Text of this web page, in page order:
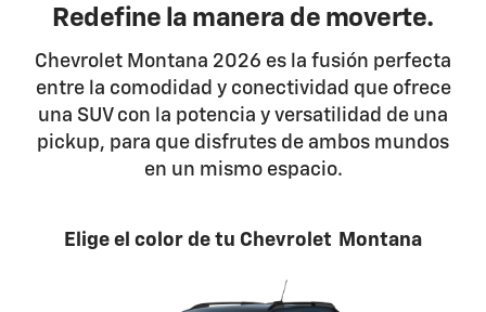
Redefine la manera de moverte.
Chevrolet Montana 2026 es la fusión perfecta
entre la comodidad y conectividad que ofrece
una SUV con la potencia y versatilidad de una
pickup, para que disfrutes de ambos mundos
en un mismo espacio.
Elige el color de tu Chevrolet Montana